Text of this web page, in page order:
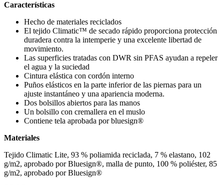
Características
Hecho de materiales reciclados
El tejido Climatic™ de secado rápido proporciona protección
duradera contra la intemperie y una excelente libertad de
movimiento.
Las superficies tratadas con DWR sin PFAS ayudan a repeler
el agua y la suciedad
Cintura elástica con cordón interno
Puños elásticos en la parte inferior de las piernas para un
ajuste instantáneo y una apariencia moderna.
Dos bolsillos abiertos para las manos
Un bolsillo con cremallera en el muslo
Contiene tela aprobada por bluesign®
Materiales
Tejido Climatic Lite, 93 % poliamida reciclada, 7 % elastano, 102
g/m2, aprobado por Bluesign®, malla de punto, 100 % poliéster, 85
g/m2, aprobado por Bluesign®